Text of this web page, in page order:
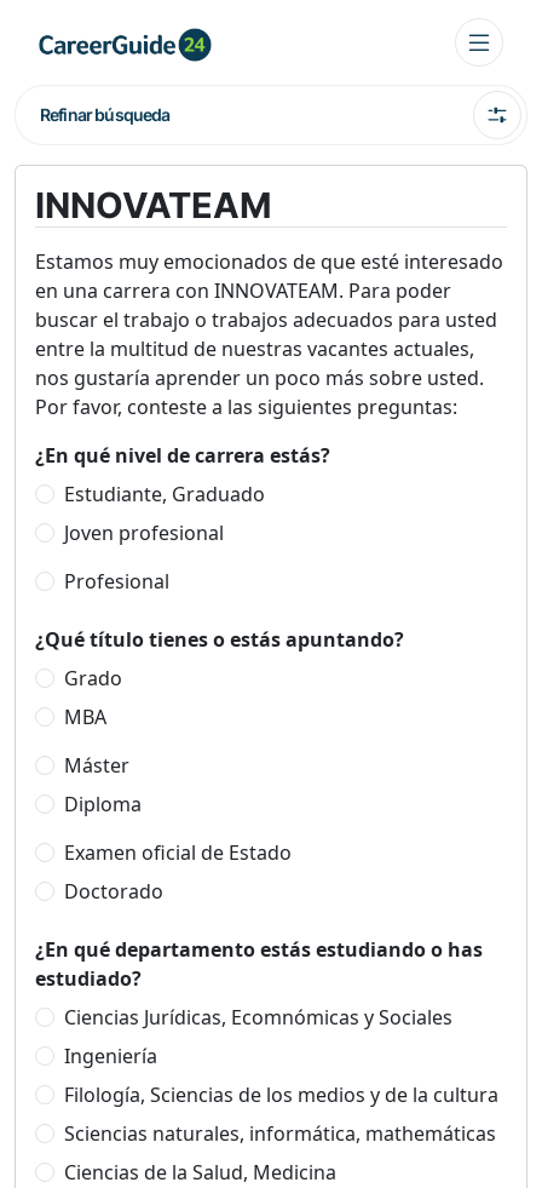
Refinar búsqueda
INNOVATEAM
Estamos muy emocionados de que esté interesado
en una carrera con INNOVATEAM. Para poder
buscar el trabajo o trabajos adecuados para usted
entre la multitud de nuestras vacantes actuales,
nos gustaría aprender un poco más sobre usted.
Por favor, conteste a las siguientes preguntas:
¿En qué nivel de carrera estás?
Estudiante, Graduado
Joven profesional
Profesional
¿Qué título tienes o estás apuntando?
Grado
MBA
Máster
Diploma
Examen oficial de Estado
Doctorado
¿En qué departamento estás estudiando o has
estudiado?
Ciencias Jurídicas, Ecomnómicas y Sociales
Ingeniería
Filología, Sciencias de los medios y de la cultura
Sciencias naturales, informática, mathemáticas
Ciencias de la Salud, Medicina